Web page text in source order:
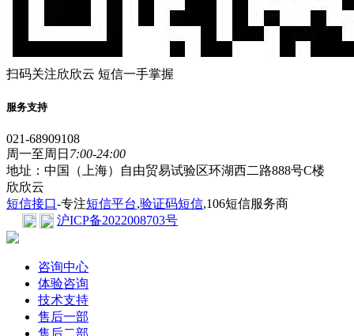
扫码关注欣欣云 短信一手掌握
服务支持
021-68909108
周一至周日 7:00-24:00
地址：中国（上海）自由贸易试验区环湖西二路888号C楼
欣欣云
短信接口-专注短信平台,验证码短信,106短信服务商
沪ICP备2022008703号
咨询中心
体验咨询
技术支持
售后一部
售后二部